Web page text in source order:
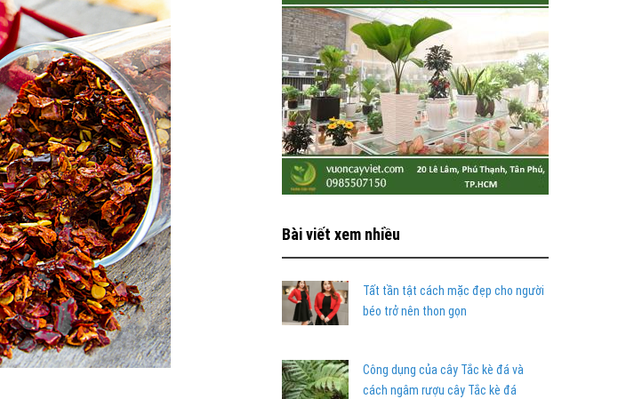
Bài viết xem nhiều
Tất tần tật cách mặc đẹp cho người
béo trở nên thon gọn
Công dụng của cây Tắc kè đá và
cách ngâm rượu cây Tắc kè đá